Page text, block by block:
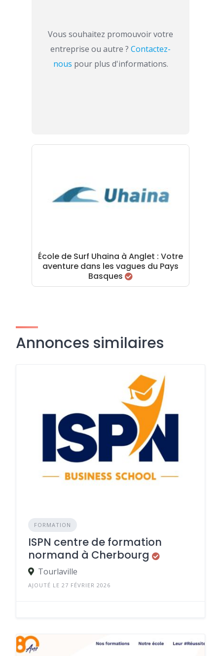
Vous souhaitez promouvoir votre
entreprise ou autre ? Contactez-
nous pour plus d'informations.
École de Surf Uhaina à Anglet : Votre
aventure dans les vagues du Pays
Basques
Annonces similaires
FORMATION
ISPN centre de formation
normand à Cherbourg
Tourlaville
AJOUTÉ LE 27 FÉVRIER 2026